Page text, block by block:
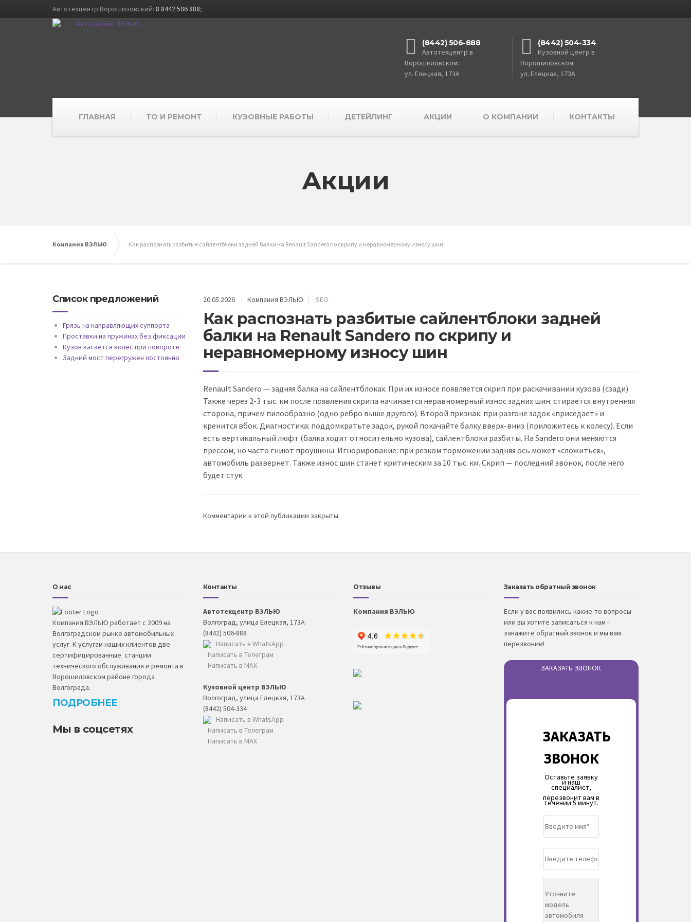
Автотехцентр Ворошиловский: 8 8442 506 888;
(8442) 506-888
Автотехцентр в
Ворошиловском:
ул. Елецкая, 173А
(8442) 504-334
Кузовной центр в
Ворошиловском:
ул. Елецкая, 173А
ГЛАВНАЯ ТО И РЕМОНТ КУЗОВНЫЕ РАБОТЫ ДЕТЕЙЛИНГ АКЦИИ О КОМПАНИИ КОНТАКТЫ
Акции
Компания ВЭЛЬЮ Как распознать разбитые сайлентблоки задней балки на Renault Sandero по скрипу и неравномерному износу шин
20.05.2026 Компания ВЭЛЬЮ SEO
Как распознать разбитые сайлентблоки задней
балки на Renault Sandero по скрипу и
неравномерному износу шин
Renault Sandero — задняя балка на сайлентблоках. При их износе появляется скрип при раскачивании кузова (сзади).
Также через 2-3 тыс. км после появления скрипа начинается неравномерный износ задних шин: стирается внутренняя
сторона, причем пилообразно (одно ребро выше другого). Второй признак: при разгоне задок «приседает» и
кренится вбок. Диагностика: поддомкратьте задок, рукой покачайте балку вверх-вниз (приложитесь к колесу). Если
есть вертикальный люфт (балка ходит относительно кузова), сайлентблоки разбиты. На Sandero они меняются
прессом, но часто гниют проушины. Игнорирование: при резком торможении задняя ось может «сложиться»,
автомобиль развернет. Также износ шин станет критическим за 10 тыс. км. Скрип — последний звонок, после него
будет стук.
Комментарии к этой публикации закрыты.
Список предложений
Грязь на направляющих суппорта
Проставки на пружинах без фиксации
Кузов касается колес при повороте
Задний мост перегружен постоянно
О нас
Компания ВЭЛЬЮ работает с 2009 на
Волгоградском рынке автомобильных
услуг. К услугам наших клиентов две
сертифицированные станции
технического обслуживания и ремонта в
Ворошиловском районе города
Волгограда.
ПОДРОБНЕЕ
Мы в соцсетях
Контакты
Автотехцентр ВЭЛЬЮ
Волгоград, улица Елецкая, 173А
(8442) 506-888
Написать в WhatsApp
Написать в Телеграм
Написать в MAX
Кузовной центр ВЭЛЬЮ
Волгоград, улица Елецкая, 173А
(8442) 504-334
Написать в WhatsApp
Написать в Телеграм
Написать в MAX
Отзывы
Компания ВЭЛЬЮ
Заказать обратный звонок
Если у вас появились какие-то вопросы
или вы хотите записаться к нам -
закажите обратный звонок и мы вам
перезвоним!
ЗАКАЗАТЬ ЗВОНОК
ЗАКАЗАТЬ
ЗВОНОК
Оставьте заявку
и наш
специалист,
перезвонит вам в
течении 5 минут.